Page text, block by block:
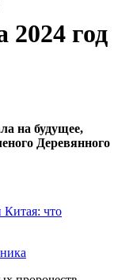
2024 год
на будущее,
Деревянного
что